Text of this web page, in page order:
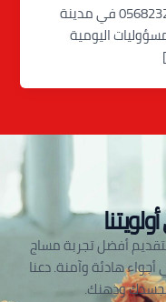
المساج المنزلي بالرياض اتصل بنا 0568232620 في مدينة
اليومية
أفضل تجربة مساج
أجواء هادئة وآمنة. دعنا
بجسدك وذهنك.